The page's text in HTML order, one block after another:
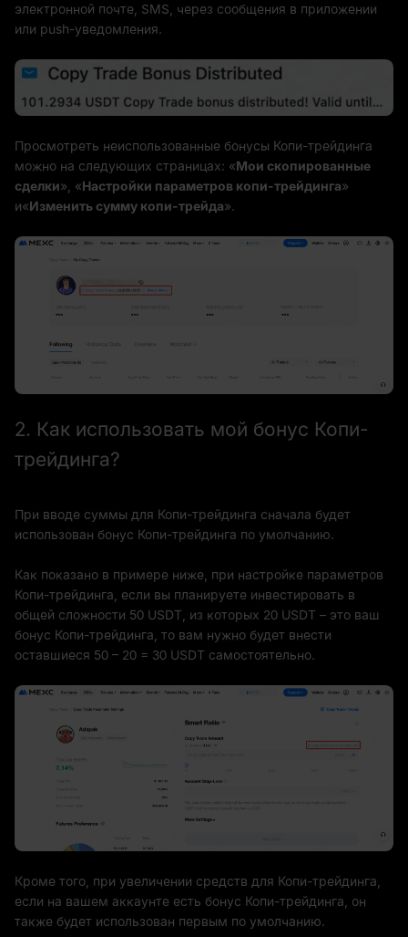
электронной почте, SMS, через сообщения в приложении
или push-уведомления.
Просмотреть неиспользованные бонусы Копи-трейдинга
можно на следующих страницах: «Мои скопированные
сделки», «Настройки параметров копи-трейдинга»
и«Изменить сумму копи-трейда».
2. Как использовать мой бонус Копи-
трейдинга?
При вводе суммы для Копи-трейдинга сначала будет
использован бонус Копи-трейдинга по умолчанию.
Как показано в примере ниже, при настройке параметров
Копи-трейдинга, если вы планируете инвестировать в
общей сложности 50 USDT, из которых 20 USDT – это ваш
бонус Копи-трейдинга, то вам нужно будет внести
оставшиеся 50 – 20 = 30 USDT самостоятельно.
Кроме того, при увеличении средств для Копи-трейдинга,
если на вашем аккаунте есть бонус Копи-трейдинга, он
также будет использован первым по умолчанию.